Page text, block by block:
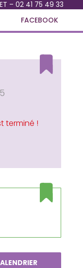
– 02 41 75 49 33
FACEBOOK